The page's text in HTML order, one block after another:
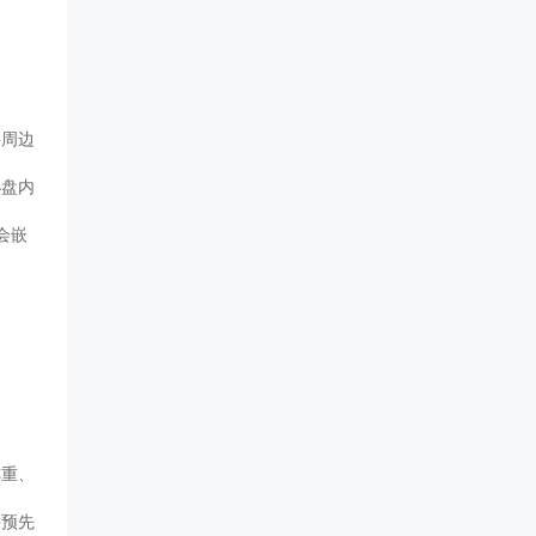
边
内
嵌
、
先